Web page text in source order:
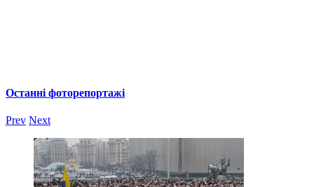
Останні фоторепортажі
Prev Next